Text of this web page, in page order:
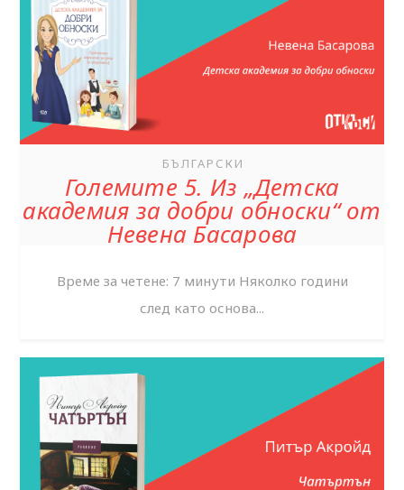
БЪЛГАРСКИ
Големите 5. Из „Детска
академия за добри обноски“ от
Невена Басарова
Време за четене: 7 минути Няколко години
след като основа...